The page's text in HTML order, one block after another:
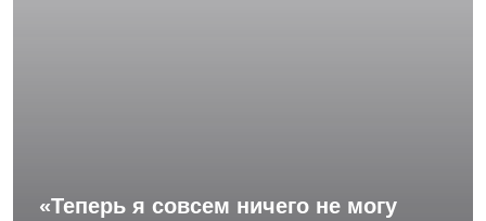
«Теперь я совсем ничего не могу